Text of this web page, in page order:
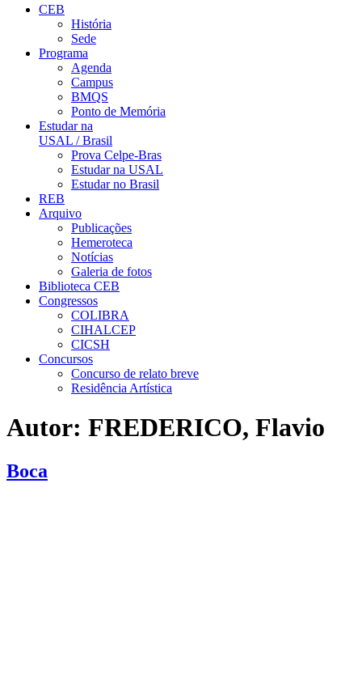
CEB
História
Sede
Programa
Agenda
Campus
BMQS
Ponto de Memória
Estudar na
USAL / Brasil
Prova Celpe-Bras
Estudar na USAL
Estudar no Brasil
REB
Arquivo
Publicações
Hemeroteca
Notícias
Galeria de fotos
Biblioteca CEB
Congressos
COLIBRA
CIHALCEP
CICSH
Concursos
Concurso de relato breve
Residência Artística
Autor: FREDERICO, Flavio
Boca